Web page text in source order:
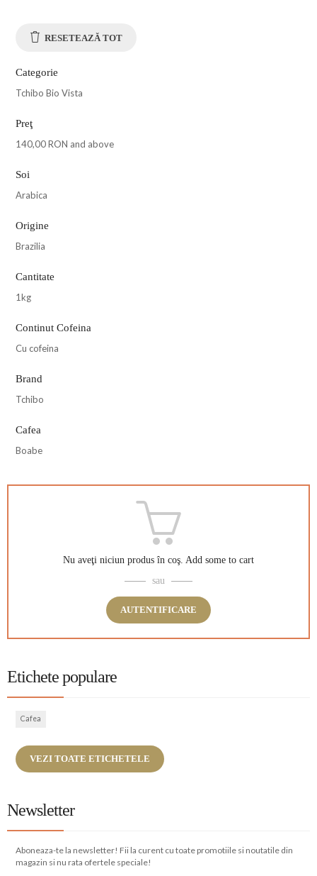
RESETEAZĂ TOT
Categorie
Tchibo Bio Vista
Preţ
140,00 RON and above
Soi
Arabica
Origine
Brazilia
Cantitate
1kg
Continut Cofeina
Cu cofeina
Brand
Tchibo
Cafea
Boabe
Nu aveţi niciun produs în coş. Add some to cart
sau
AUTENTIFICARE
Etichete populare
Cafea
VEZI TOATE ETICHETELE
Newsletter
Aboneaza-te la newsletter! Fii la curent cu toate promotiile si noutatile din
magazin si nu rata ofertele speciale!